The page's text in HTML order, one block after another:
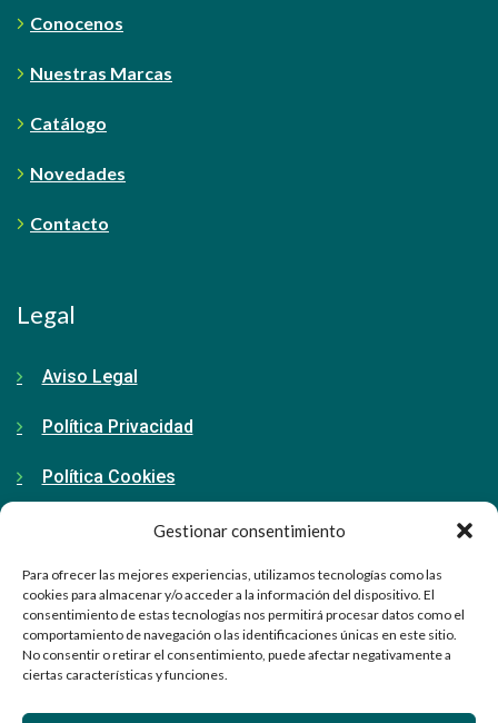
Gestionar consentimiento
Para ofrecer las mejores experiencias, utilizamos tecnologías como las
cookies para almacenar y/o acceder a la información del dispositivo. El
consentimiento de estas tecnologías nos permitirá procesar datos como el
comportamiento de navegación o las identificaciones únicas en este sitio.
No consentir o retirar el consentimiento, puede afectar negativamente a
ciertas características y funciones.
Conocenos
Nuestras Marcas
Catálogo
Novedades
Contacto
Legal
Aviso Legal
Política Privacidad
Política Cookies
Contacto
91 798 71 15
info@ellabrador.es